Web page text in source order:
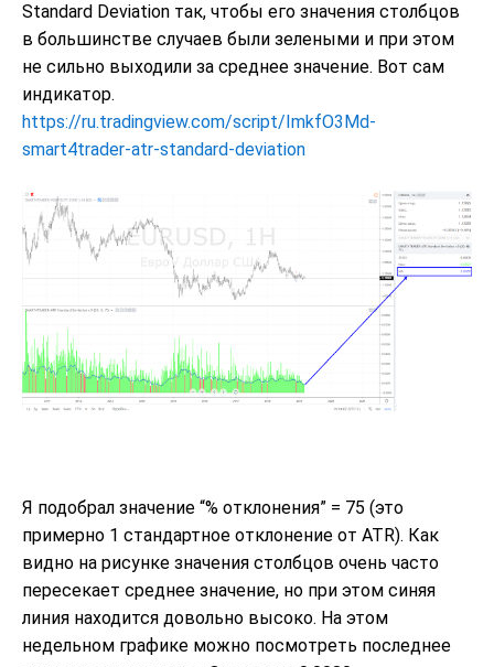
Standard Deviation так, чтобы его значения столбцов
в большинстве случаев были зелеными и при этом
не сильно выходили за среднее значение. Вот сам
индикатор.
https://ru.tradingview.com/script/ImkfO3Md-
smart4trader-atr-standard-deviation
Я подобрал значение “% отклонения” = 75 (это
примерно 1 стандартное отклонение от ATR). Как
видно на рисунке значения столбцов очень часто
пересекает среднее значение, но при этом синяя
линия находится довольно высоко. На этом
недельном графике можно посмотреть последнее